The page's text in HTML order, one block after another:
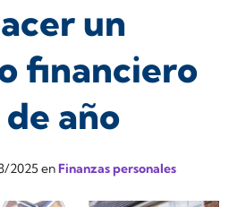
un
financiero
año
2025 enFinanzas personales